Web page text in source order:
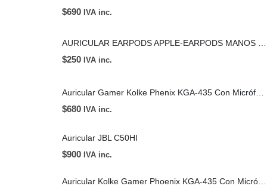
$690 IVA inc.
$250 IVA inc.
$680 IVA inc.
Auricular JBL C50HI
$900 IVA inc.
Auricular Kolke Gamer Phoenix KGA-435 Con Micrófono